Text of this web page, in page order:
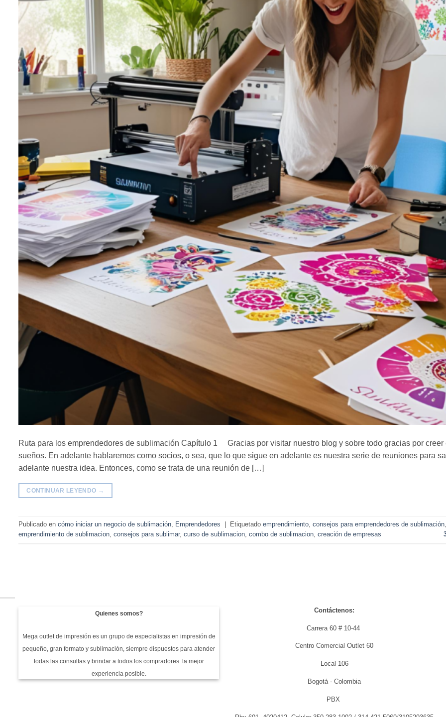
Ruta para los emprendedores de sublimación Capítulo 1 Gracias por visitar nuestro blog y sobre todo gracias por creer
sueños. En adelante hablaremos como socios, o sea, que lo que sigue en adelante es nuestra serie de reuniones para
adelante nuestra idea. Entonces, como se trata de una reunión de […]
CONTINUAR LEYENDO →
Publicado en cómo iniciar un negocio de sublimación, Emprendedores Etiquetado emprendimiento, consejos para emprendedores de sublimación,
emprendimiento de sublimacion, consejos para sublimar, curso de sublimacion, combo de sublimacion, creación de empresas
Quienes somos?
Mega outlet de impresión es un grupo de especialistas en impresión de
pequeño, gran formato y sublimación, siempre dispuestos para atender
todas las consultas y brindar a todos los compradores la mejor
experiencia posible.
Contáctenos:
Carrera 60 # 10-44
Centro Comercial Outlet 60
Local 106
Bogotá - Colombia
PBX